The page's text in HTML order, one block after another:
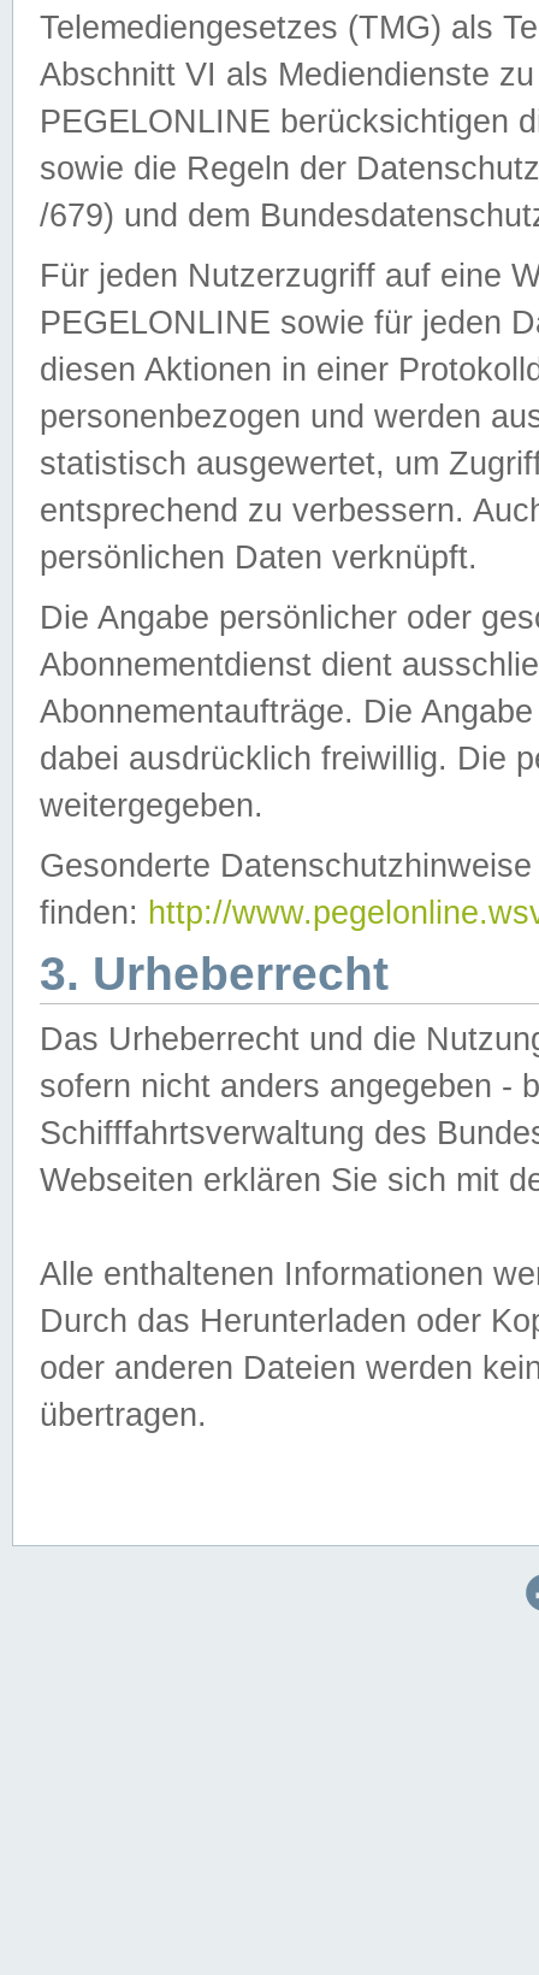
Telemediengesetzes (TMG) als
Abschnitt VI als Mediendienste
PEGELONLINE berücksichtigen
sowie die Regeln der
/679) und dem
Für jeden Nutzerzugriff auf eine
PEGELONLINE sowie für jeden
diesen Aktionen in einer
personenbezogen und werden
statistisch ausgewertet, um
entsprechend zu verbessern.
persönlichen Daten verknüpft.
Die Angabe persönlicher oder
Abonnementdienst dient
Abonnementaufträge. Die
dabei ausdrücklich freiwillig. Die
weitergegeben.
Gesonderte
finden: http://
3. Urheberrecht
Das Urheberrecht und die
sofern nicht anders angegeben -
Schifffahrtsverwaltung des
Webseiten erklären Sie sich mit
Alle enthaltenen Informationen
Durch das Herunterladen oder
oder anderen Dateien werden
übertragen.